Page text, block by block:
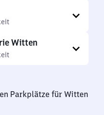
Witten
Parkplätze für Witten